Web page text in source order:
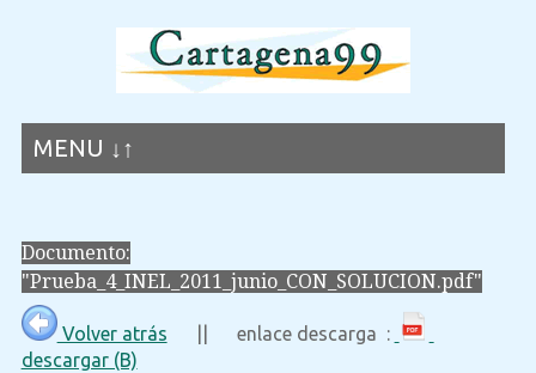
MENU ↓↑
Documento:
"Prueba_4_INEL_2011_junio_CON_SOLUCION.pdf"
Volver atrás || enlace descarga :
descargar (B)